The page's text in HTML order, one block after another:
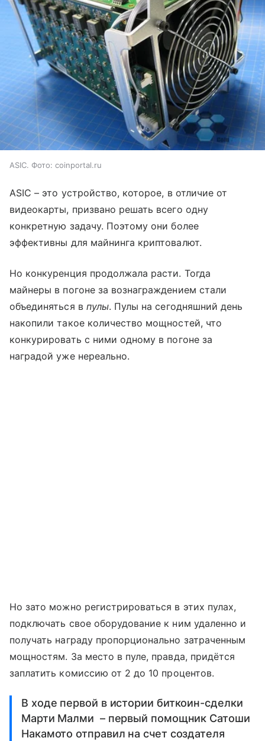
ASIC. Фото: coinportal.ru
ASIC – это устройство, которое, в отличие от
видеокарты, призвано решать всего одну
конкретную задачу. Поэтому они более
эффективны для майнинга криптовалют.
Но конкуренция продолжала расти. Тогда
майнеры в погоне за вознаграждением стали
объединяться в пулы. Пулы на сегодняшний день
накопили такое количество мощностей, что
конкурировать с ними одному в погоне за
наградой уже нереально.
Но зато можно регистрироваться в этих пулах,
подключать свое оборудование к ним удаленно и
получать награду пропорционально затраченным
мощностям. За место в пуле, правда, придётся
заплатить комиссию от 2 до 10 процентов.
В ходе первой в истории биткоин-сделки
Марти Малми – первый помощник Сатоши
Накамото отправил на счет создателя